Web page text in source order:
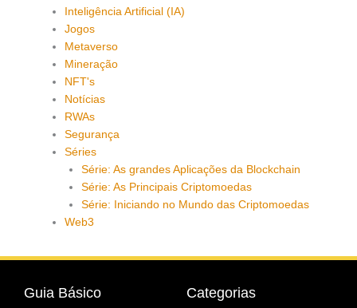
Inteligência Artificial (IA)
Jogos
Metaverso
Mineração
NFT's
Notícias
RWAs
Segurança
Séries
Série: As grandes Aplicações da Blockchain
Série: As Principais Criptomoedas
Série: Iniciando no Mundo das Criptomoedas
Web3
Guia Básico Categorias